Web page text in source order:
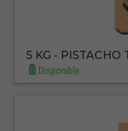
5 KG - PISTACHO
Disponible